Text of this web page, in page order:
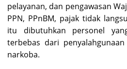
pelayanan, dan pengawasan
PPN, PPnBM, pajak tidak
itu dibutuhkan personel
terbebas dari
narkoba.